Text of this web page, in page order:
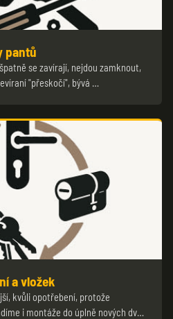
pantů
se zavírají, nejdou zamknout,
"přeskočí", bývá …
a vložek
kvůli opotřebení, protože
i montáže do úplně nových dv…